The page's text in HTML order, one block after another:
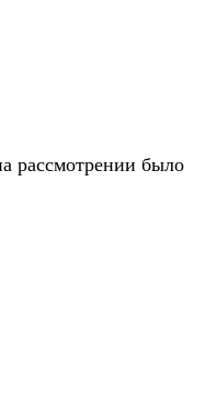
рассмотрении было